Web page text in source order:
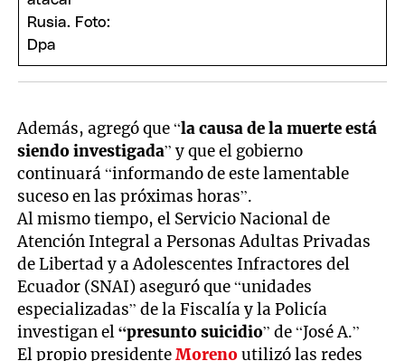
Además, agregó que “la causa de la muerte está
siendo investigada” y que el gobierno
continuará “informando de este lamentable
suceso en las próximas horas”.
Al mismo tiempo, el Servicio Nacional de
Atención Integral a Personas Adultas Privadas
de Libertad y a Adolescentes Infractores del
Ecuador (SNAI) aseguró que “unidades
especializadas” de la Fiscalía y la Policía
investigan el“presunto suicidio” de “José A.”
El propio presidenteMorenoutilizó las redes